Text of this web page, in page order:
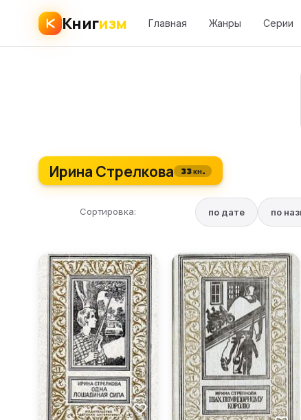
Книгизм Главная Жанры Серии
Ирина Стрелкова 33 кн.
Сортировка: по дате по